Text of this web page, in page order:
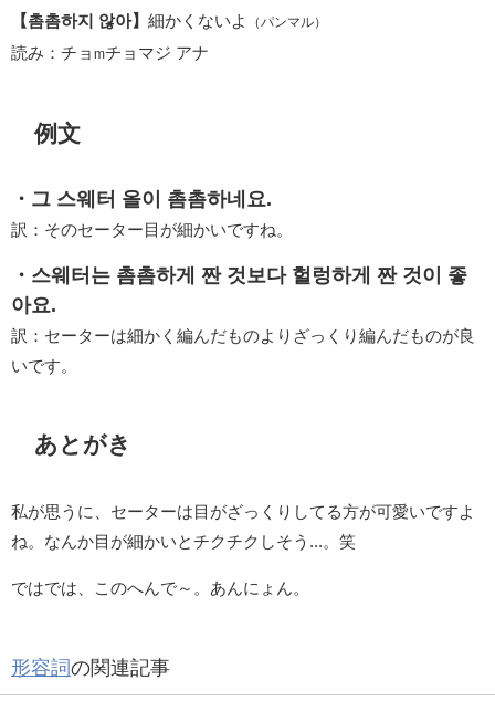
【촘촘하지 않아】 細かくないよ （パンマル）
読み：チョ mチョマジ アナ
例文
・그 스웨터 올이 촘촘하네요.
訳：そのセーター目が細かいですね。
・스웨터는 촘촘하게 짠 것보다 헐렁하게 짠 것이 좋
아요.
訳：セーターは細かく編んだものよりざっくり編んだものが良
いです。
あとがき
私が思うに、セーターは目がざっくりしてる方が可愛いですよ
ね。なんか目が細かいとチクチクしそう...。笑
ではでは、このへんで～。あんにょん。
形容詞の関連記事